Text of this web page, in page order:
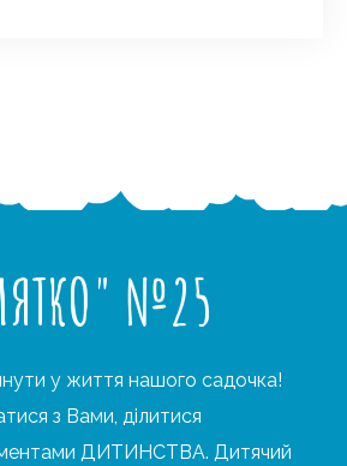
№25
у життя нашого садочка!
з Вами, ділитися
ДИТИНСТВА. Дитячий